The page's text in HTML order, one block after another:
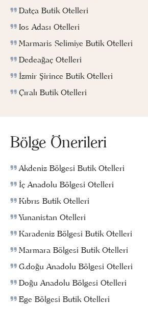
Datça Butik Otelleri
Ios Adası Otelleri
Marmaris Selimiye Butik Otelleri
Dedeağaç Otelleri
İzmir Şirince Butik Otelleri
Çıralı Butik Otelleri
Bölge Önerileri
Akdeniz Bölgesi Butik Otelleri
İç Anadolu Bölgesi Otelleri
Kıbrıs Butik Otelleri
Yunanistan Otelleri
Karadeniz Bölgesi Butik Otelleri
Marmara Bölgesi Butik Otelleri
G.doğu Anadolu Bölgesi Otelleri
Doğu Anadolu Bölgesi Otelleri
Ege Bölgesi Butik Otelleri